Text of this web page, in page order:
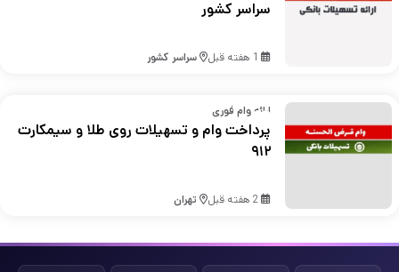
سراسر کشور
1 هفته قبل سراسر کشور
ارائه وام فوری
پرداخت وام و تسهیلات روی طلا و سیمکارت
۹۱۲
2 هفته قبل تهران